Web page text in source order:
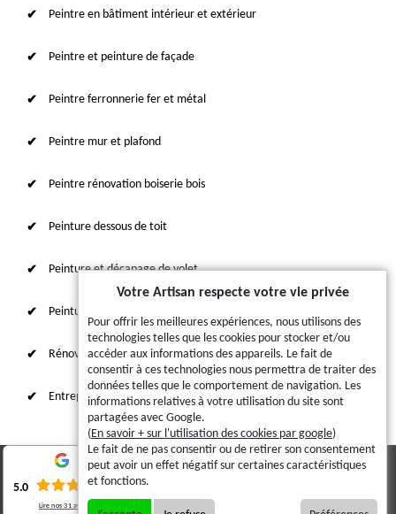
Peintre en bâtiment intérieur et extérieur
Peintre et peinture de façade
Peintre ferronnerie fer et métal
Peintre mur et plafond
Peintre rénovation boiserie bois
Peinture dessous de toit
Peinture et décapage de volet
Peinture sur tuile et toiture
Rénovation intérieure 87
Entreprise de ravalement
© 2023 - 2026 - Tout droit réservé
Mentions légales
Votre Artisan respecte votre vie privée
Pour offrir les meilleures expériences, nous utilisons des
technologies telles que les cookies pour stocker et/ou
accéder aux informations des appareils. Le fait de
consentir à ces technologies nous permettra de traiter des
données telles que le comportement de navigation. Les
informations relatives à votre utilisation du site sont
partagées avec Google.
(En savoir + sur l'utilisation des cookies par google)
Le fait de ne pas consentir ou de retirer son consentement
peut avoir un effet négatif sur certaines caractéristiques
et fonctions.
5.0
Lire nos31 avis